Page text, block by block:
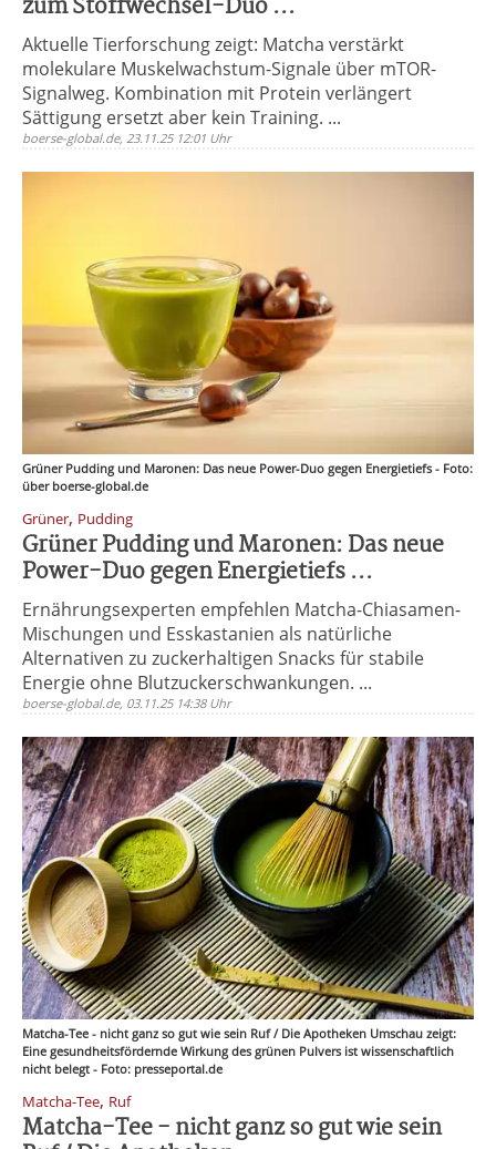
Aktuelle Tierforschung zeigt: Matcha verstärkt
molekulare Muskelwachstum-Signale über mTOR-
Signalweg. Kombination mit Protein verlängert
Sättigung ersetzt aber kein Training. ...
boerse-global.de, 23.11.25 12:01 Uhr
Grüner Pudding und Maronen: Das neue Power-Duo gegen Energietiefs - Foto:
über boerse-global.de
Grüner, Pudding
Grüner Pudding und Maronen: Das neue
Power-Duo gegen Energietiefs ...
Ernährungsexperten empfehlen Matcha-Chiasamen-
Mischungen und Esskastanien als natürliche
Alternativen zu zuckerhaltigen Snacks für stabile
Energie ohne Blutzuckerschwankungen. ...
boerse-global.de, 03.11.25 14:38 Uhr
Matcha-Tee - nicht ganz so gut wie sein Ruf / Die Apotheken Umschau zeigt:
Eine gesundheitsfördernde Wirkung des grünen Pulvers ist wissenschaftlich
nicht belegt - Foto: presseportal.de
Matcha-Tee, Ruf
Matcha-Tee - nicht ganz so gut wie sein